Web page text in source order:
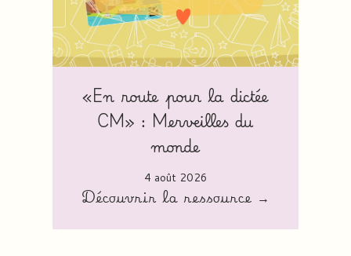
«En route pour la dictée
CM» : Merveilles du
monde
4 août 2026
Découvrir la ressource →